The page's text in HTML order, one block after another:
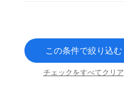
この条件で絞り込む
チェックをすべてクリア